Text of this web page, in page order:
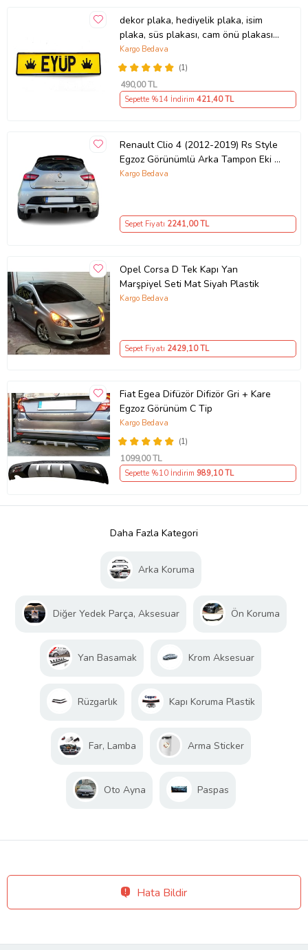
dekor plaka, hediyelik plaka, isim
plaka, süs plakası, cam önü plakası,
tırcı plakası (Sarı-Siyah)
(1)
Kargo Bedava
490,00 TL
Sepette %14 İndirim 421,40 TL
Renault Clio 4 (2012-2019) Rs Style
Egzoz Görünümlü Arka Tampon Eki -
Difüzör (Plastik)
Kargo Bedava
Sepet Fiyatı 2241,00 TL
Opel Corsa D Tek Kapı Yan
Marşpiyel Seti Mat Siyah Plastik
Kargo Bedava
Sepet Fiyatı 2429,10 TL
Fiat Egea Difüzör Difizör Gri + Kare
Egzoz Görünüm C Tip
(1)
Kargo Bedava
1099,00 TL
Sepette %10 İndirim 989,10 TL
Daha Fazla Kategori
Arka Koruma
Diğer Yedek Parça, Aksesuar Ön Koruma
Yan Basamak Krom Aksesuar
Rüzgarlık Kapı Koruma Plastik
Far, Lamba Arma Sticker
Oto Ayna Paspas
Hata Bildir